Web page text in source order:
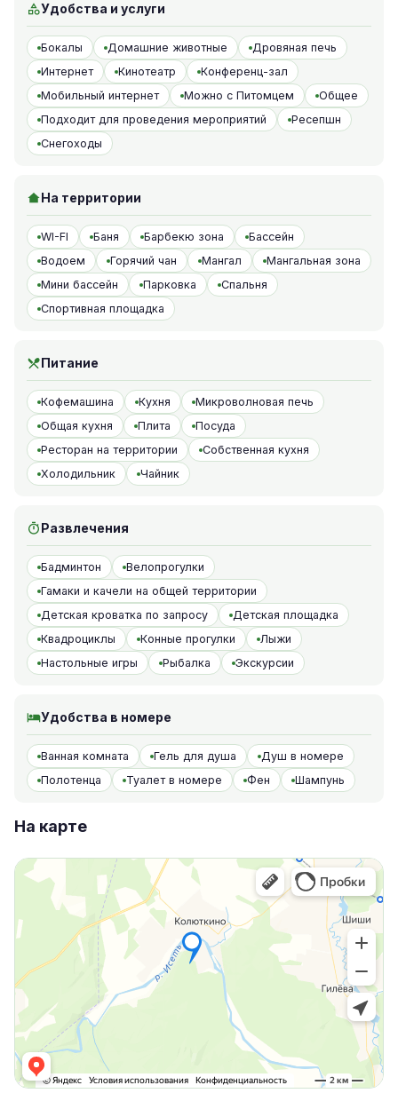
Удобства и услуги
Бокалы Домашние животные
Дровяная печь
Интернет
Кинотеатр
Конференц-зал
Мобильный интернет
Можно с Питомцем
Общее
Подходит для проведения мероприятий
Ресепшн
Снегоходы
На территории
WI-FI Баня Барбекю зона
Бассейн
Водоем
Горячий чан Мангал
Мангальная зона
Мини бассейн
Парковка
Спальня
Спортивная площадка
Питание
Кофемашина Кухня
Микроволновая печь
Общая кухня
Плита
Посуда
Ресторан на территории
Собственная кухня
Холодильник
Чайник
Развлечения
Бадминтон
Велопрогулки
Гамаки и качели на общей территории
Детская кроватка по запросу
Детская площадка
Квадроциклы
Конные прогулки
Лыжи
Настольные игры
Рыбалка Экскурсии
Удобства в номере
Ванная комната Гель для душа
Душ в номере
Полотенца
Туалет в номере Фен Шампунь
На карте